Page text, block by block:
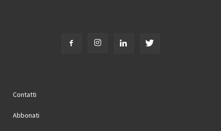
Contatti
Abbonati